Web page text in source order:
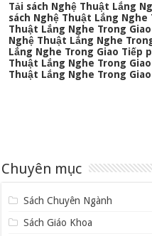
Tải sách Nghệ Thuật Lắng
sách Nghệ Thuật Lắng Nghe
Thuật Lắng Nghe Trong
Nghệ Thuật Lắng Nghe
Lắng Nghe Trong Giao Tiếp
Thuật Lắng Nghe Trong
Thuật Lắng Nghe Trong
Chuyên mục
Sách Chuyên Ngành
Sách Giáo Khoa